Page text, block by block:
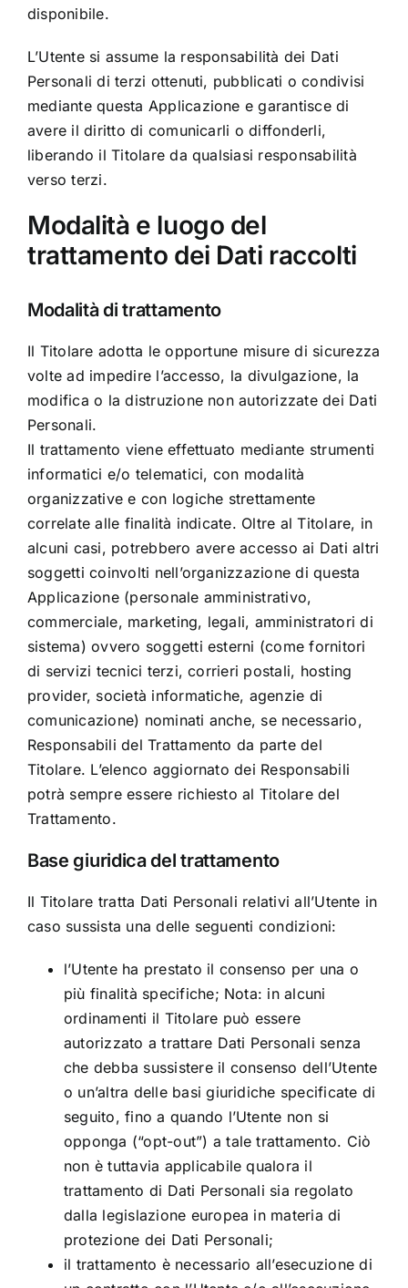
disponibile.
L’Utente si assume la responsabilità dei Dati
Personali di terzi ottenuti, pubblicati o condivisi
mediante questa Applicazione e garantisce di
avere il diritto di comunicarli o diffonderli,
liberando il Titolare da qualsiasi responsabilità
verso terzi.
Modalità e luogo del
trattamento dei Dati raccolti
Modalità di trattamento
Il Titolare adotta le opportune misure di sicurezza
volte ad impedire l’accesso, la divulgazione, la
modifica o la distruzione non autorizzate dei Dati
Personali.
Il trattamento viene effettuato mediante strumenti
informatici e/o telematici, con modalità
organizzative e con logiche strettamente
correlate alle finalità indicate. Oltre al Titolare, in
alcuni casi, potrebbero avere accesso ai Dati altri
soggetti coinvolti nell’organizzazione di questa
Applicazione (personale amministrativo,
commerciale, marketing, legali, amministratori di
sistema) ovvero soggetti esterni (come fornitori
di servizi tecnici terzi, corrieri postali, hosting
provider, società informatiche, agenzie di
comunicazione) nominati anche, se necessario,
Responsabili del Trattamento da parte del
Titolare. L’elenco aggiornato dei Responsabili
potrà sempre essere richiesto al Titolare del
Trattamento.
Base giuridica del trattamento
Il Titolare tratta Dati Personali relativi all’Utente in
caso sussista una delle seguenti condizioni:
l’Utente ha prestato il consenso per una o
più finalità specifiche; Nota: in alcuni
ordinamenti il Titolare può essere
autorizzato a trattare Dati Personali senza
che debba sussistere il consenso dell’Utente
o un’altra delle basi giuridiche specificate di
seguito, fino a quando l’Utente non si
opponga (“opt-out”) a tale trattamento. Ciò
non è tuttavia applicabile qualora il
trattamento di Dati Personali sia regolato
dalla legislazione europea in materia di
protezione dei Dati Personali;
il trattamento è necessario all’esecuzione di